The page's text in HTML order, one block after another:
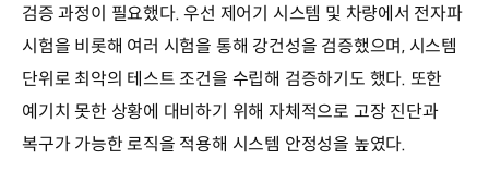
검증 과정이 필요했다. 우선 제어기 시스템 및 차량에서 전자파
시험을 비롯해 여러 시험을 통해 강건성을 검증했으며, 시스템
단위로 최악의 테스트 조건을 수립해 검증하기도 했다. 또한
예기치 못한 상황에 대비하기 위해 자체적으로 고장 진단과
복구가 가능한 로직을 적용해 시스템 안정성을 높였다.